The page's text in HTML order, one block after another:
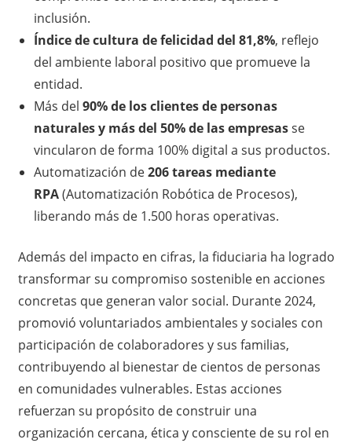
inclusión.
Índice de cultura de felicidad del 81,8%, reflejo
del ambiente laboral positivo que promueve la
entidad.
Más del 90% de los clientes de personas
naturales y más del 50% de las empresasse
vincularon de forma 100% digital a sus productos.
Automatización de206 tareas mediante
RPA(Automatización Robótica de Procesos),
liberando más de 1.500 horas operativas.
Además del impacto en cifras, la fiduciaria ha logrado
transformar su compromiso sostenible en acciones
concretas que generan valor social. Durante 2024,
promovió voluntariados ambientales y sociales con
participación de colaboradores y sus familias,
contribuyendo al bienestar de cientos de personas
en comunidades vulnerables. Estas acciones
refuerzan su propósito de construir una
organización cercana, ética y consciente de su rol en